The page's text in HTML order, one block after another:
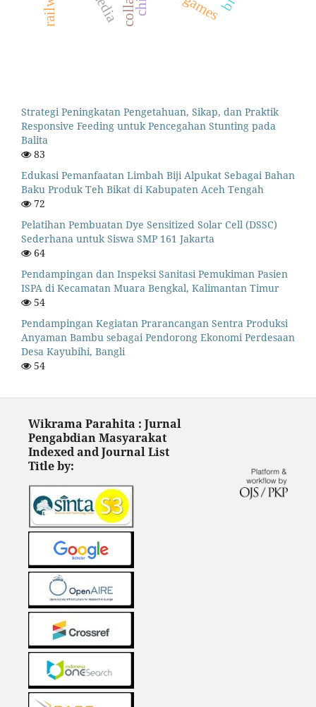
Strategi Peningkatan Pengetahuan, Sikap, dan Praktik
Responsive Feeding untuk Pencegahan Stunting pada
Balita
83
Edukasi Pemanfaatan Limbah Biji Alpukat Sebagai Bahan
Baku Produk Teh Bikat di Kabupaten Aceh Tengah
72
Pelatihan Pembuatan Dye Sensitized Solar Cell (DSSC)
Sederhana untuk Siswa SMP 161 Jakarta
64
Pendampingan dan Inspeksi Sanitasi Pemukiman Pasien
ISPA di Kecamatan Muara Bengkal, Kalimantan Timur
54
Pendampingan Kegiatan Prarancangan Sentra Produksi
Anyaman Bambu sebagai Pendorong Ekonomi Perdesaan
Desa Kayubihi, Bangli
54
Wikrama Parahita : Jurnal
Pengabdian Masyarakat
Indexed and Journal List
Title by: